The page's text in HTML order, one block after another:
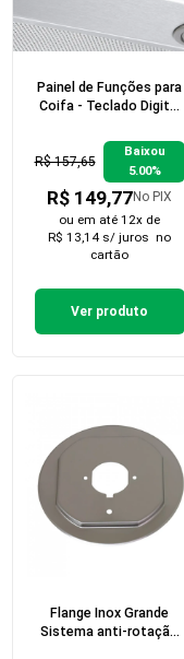
Painel de Funções para
Coifa - Teclado Digital
R$ 157,65
Baixou
5.00%
R$ 149,77No PIX
ou em até 12x de
R$ 13,14 s/ juros no
cartão
Ver produto
Flange Inox Grande
Sistema anti-rotação